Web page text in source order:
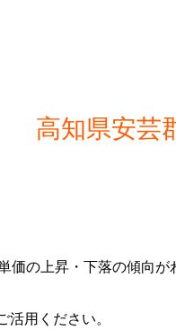
高知県安芸
価の上昇・下落の傾向が
用ください。